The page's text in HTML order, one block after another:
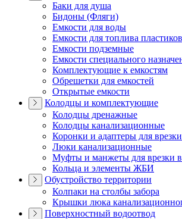
Баки для душа
Бидоны (Фляги)
Емкости для воды
Емкости для топлива
Емкости подземные
Емкости специального
Комплектующие к емкостям
Обрешетки для емкостей
Открытые емкости
Колодцы и комплектующие
Колодцы дренажные
Колодцы канализационные
Коронки и адаптеры для
Люки канализационные
Муфты и манжеты для врезки в
Кольца и элементы ЖБИ
Обустройство территории
Колпаки на столбы забора
Крышки люка
Поверхностный водоотвод